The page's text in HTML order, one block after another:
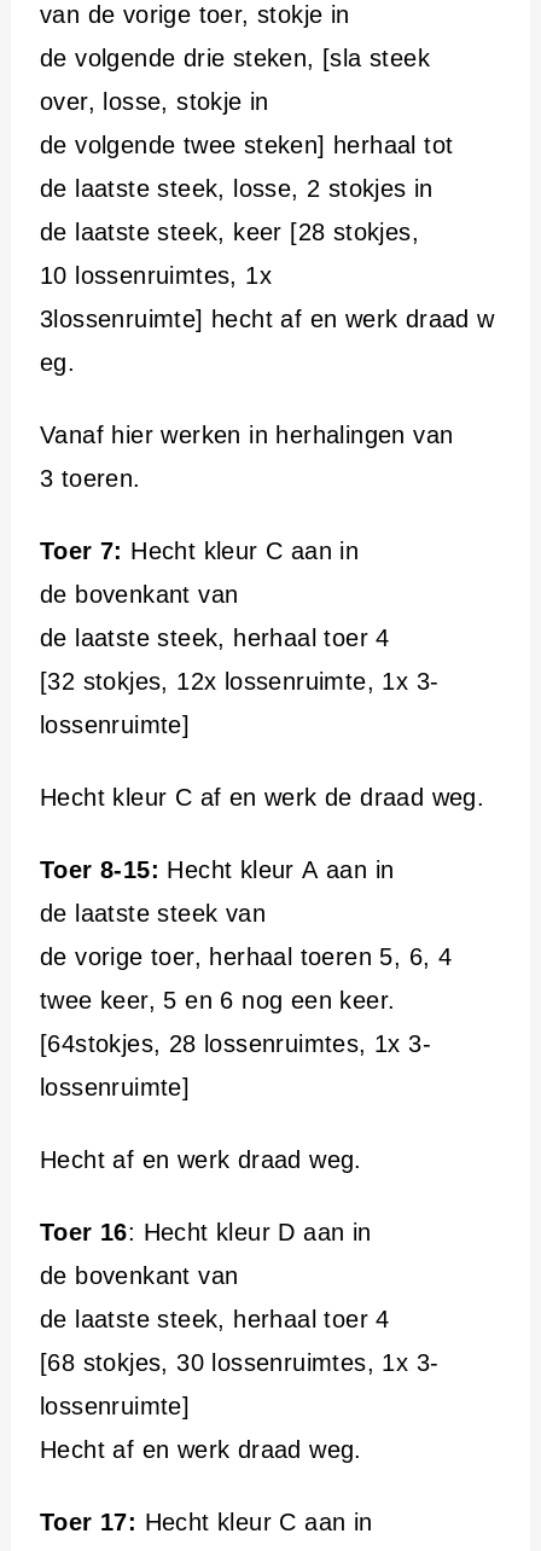
van de vorige toer, stokje in
de volgende drie steken, [sla steek
over, losse, stokje in
de volgende twee steken] herhaal tot
de laatste steek, losse, 2 stokjes in
de laatste steek, keer [28 stokjes,
10 lossenruimtes, 1x
3lossenruimte] hecht af en werk draad w
eg.
Vanaf hier werken in herhalingen van
3 toeren.
Toer 7: Hecht kleur C aan in
de bovenkant van
de laatste steek, herhaal toer 4
[32 stokjes, 12x lossenruimte, 1x 3-
lossenruimte]
Hecht kleur C af en werk de draad weg.
Toer 8-15: Hecht kleur A aan in
de laatste steek van
de vorige toer, herhaal toeren 5, 6, 4
twee keer, 5 en 6 nog een keer.
[64stokjes, 28 lossenruimtes, 1x 3-
lossenruimte]
Hecht af en werk draad weg.
Toer 16: Hecht kleur D aan in
de bovenkant van
de laatste steek, herhaal toer 4
[68 stokjes, 30 lossenruimtes, 1x 3-
lossenruimte]
Hecht af en werk draad weg.
Toer 17: Hecht kleur C aan in